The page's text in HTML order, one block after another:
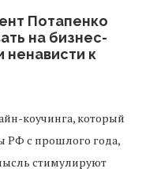
Потапенко
на бизнес-
ненависти к
коучинга, который
РФ с прошлого года,
стимулируют